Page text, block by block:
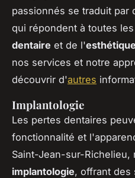
passionnés se traduit par
qui répondent à toutes
dentaire et de l'esthétique
nos services et notre
découvrir d'autres
Implantologie
Les pertes dentaires
fonctionnalité et
Saint-Jean-sur-
implantologie, offrant des